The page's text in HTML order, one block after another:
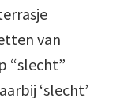
van
“slecht”
‘slecht’